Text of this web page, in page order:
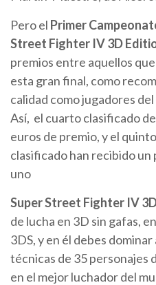
Pero el Primer
Street Fighter IV 3D
premios entre aquellos
esta gran final, como
calidad como jugadores
Así, el cuarto clasificado
euros de premio, y el
clasificado han recibido un
uno
Super Street Fighter IV
de lucha en 3D sin gafas,
3DS, y en él debes
técnicas de 35
en el mejor luchador del